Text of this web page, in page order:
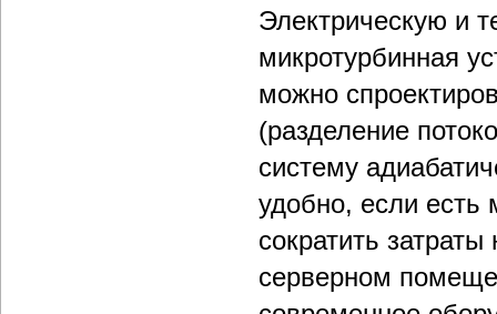
Электрическую и
микротурбинная
можно
(разделение
систему
удобно, если
сократить
серверном